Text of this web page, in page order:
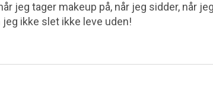
jeg tager makeup på, når jeg sidder, når
jeg ikke slet ikke leve uden!